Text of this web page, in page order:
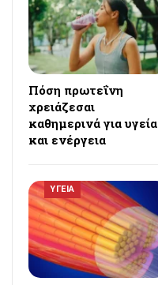
Πόση πρωτεΐνη
χρειάζεσαι
καθημερινά για υγεία
και ενέργεια
ΥΓΕΙΑ